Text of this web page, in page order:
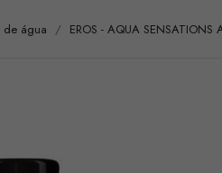
de água EROS - AQUA